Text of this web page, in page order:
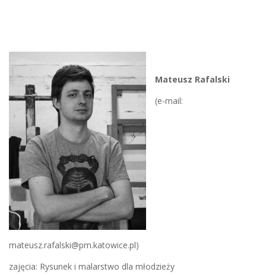
Mateusz Rafalski
(e-mail:
mateusz.rafalski@pm.katowice.pl)
zajęcia: Rysunek i malarstwo dla młodzieży